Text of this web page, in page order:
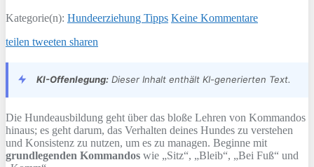
Kategorie(n): Hundeerziehung Tipps Keine Kommentare
teilen tweeten sharen
KI-Offenlegung: Dieser Inhalt enthält KI-generierten Text.
Die Hundeausbildung geht über das bloße Lehren von Kommandos
hinaus; es geht darum, das Verhalten deines Hundes zu verstehen
und Konsistenz zu nutzen, um es zu managen. Beginne mit
grundlegenden Kommandos wie „Sitz“, „Bleib“, „Bei Fuß“ und